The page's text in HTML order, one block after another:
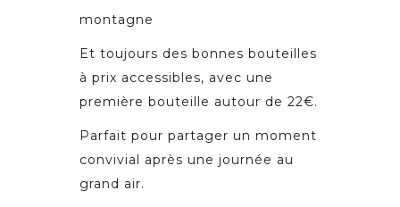
montagne
Et toujours des bonnes bouteilles
à prix accessibles, avec une
première bouteille autour de 22€.
Parfait pour partager un moment
convivial après une journée au
grand air.